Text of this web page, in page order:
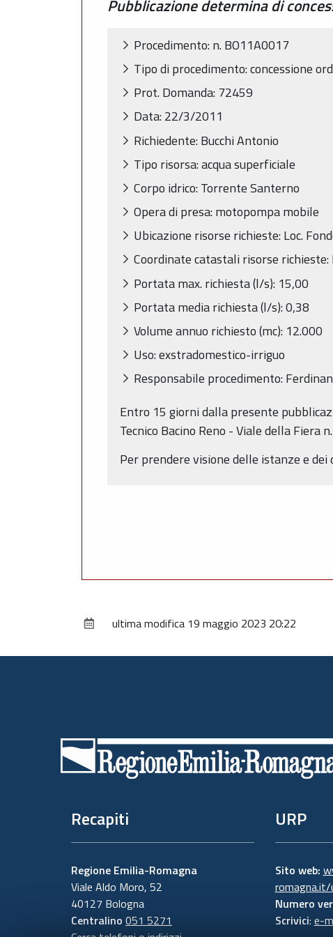
Pubblicazione determina di
Procedimento: n. BO11A0017
Tipo di procedimento: concessione
Prot. Domanda: 72459
Data: 22/3/2011
Richiedente: Bucchi Antonio
Tipo risorsa: acqua superficiale
Corpo idrico: Torrente Santerno
Opera di presa: motopompa mobile
Ubicazione risorse richieste: Loc.
Coordinate catastali risorse richieste:
Portata max. richiesta (l/s): 15,00
Portata media richiesta (l/s): 0,38
Volume annuo richiesto (mc): 12.000
Uso: exstradomestico-irriguo
Responsabile procedimento:
Entro 15 giorni dalla presente
Tecnico Bacino Reno - Viale della Fiera
Per prendere visione delle istanze e
ultima modifica 19 maggio 2023 20:22
Recapiti
Regione Emilia-Romagna
Viale Aldo Moro, 52
40127 Bologna
Centralino 051 5271
URP
Sito web:
Numero
Scrivici: e-